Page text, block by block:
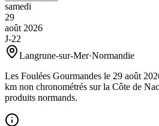
samedi
29
août 2026
J-22
Langrune-sur-Mer·Normandie
Les Foulées Gourmandes le 29 août
km non chronométrés sur la Côte de
produits normands.